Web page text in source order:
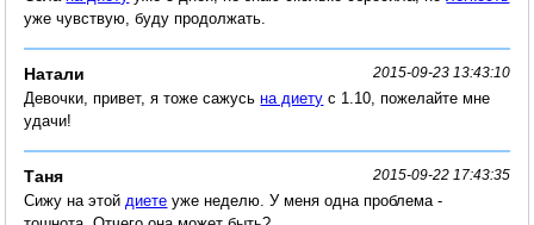
уже чувствую, буду продолжать.
Натали 2015-09-23 13:43:10
Девочки, привет, я тоже сажусьна диету с 1.10, пожелайте мне
удачи!
Таня 2015-09-22 17:43:35
Сижу на этой диете уже неделю. У меня одна проблема -